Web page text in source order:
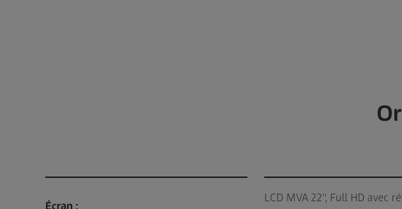
Écran :
LCD MVA 22'', Full HD avec